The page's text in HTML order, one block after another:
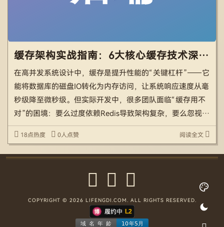
缓存架构实战指南：6大核心缓存技术深度解析与落地方案
在高并发系统设计中，缓存是提升性能的“关键杠杆”——它
能将数据库的磁盘IO转化为内存访问，让系统响应速度从毫
秒级降至微秒级。但实际开发中，很多团队面临“缓存用不
对”的困境：要么过度依赖Redis导致架构复杂，要么忽视本
地缓存浪费性能，要么因缓存策略不当引发数据不一致、缓
18点热度 0人点赞 阅读全文
COPYRIGHT © 2026 LIFENGDI.COM. ALL RIGHTS RESERVED.